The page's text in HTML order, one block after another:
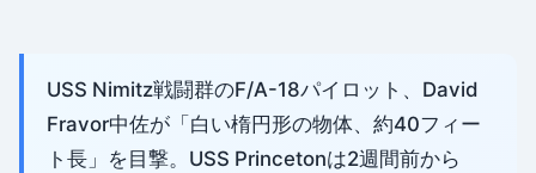
USS Nimitz戦闘群のF/A-18パイロット、David
Fravor中佐が「白い楕円形の物体、約40フィー
ト長」を目撃。USS Princetonは2週間前から